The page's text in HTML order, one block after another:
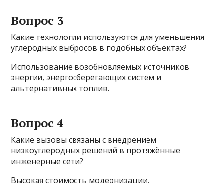
Вопрос 3
Какие технологии используются для уменьшения
углеродных выбросов в подобных объектах?
Использование возобновляемых источников
энергии, энергосберегающих систем и
альтернативных топлив.
Вопрос 4
Какие вызовы связаны с внедрением
низкоуглеродных решений в протяжённые
инженерные сети?
Высокая стоимость модернизации,